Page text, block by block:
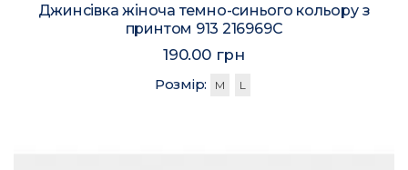
Джинсівка жіноча темно-синього кольору з
принтом 913 216969C
190.00 грн
Розмір: M L